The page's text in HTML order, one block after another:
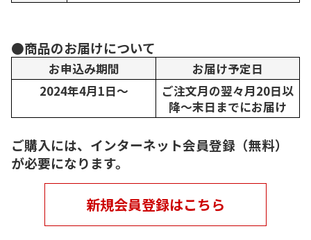
●商品のお届けについて
お申込み期間
お届け予定日
2024年4月1日～
ご注文月の翌々月20日以
降～末日までにお届け
ご購入には、インターネット会員登録（無料）
が必要になります。
新規会員登録はこちら